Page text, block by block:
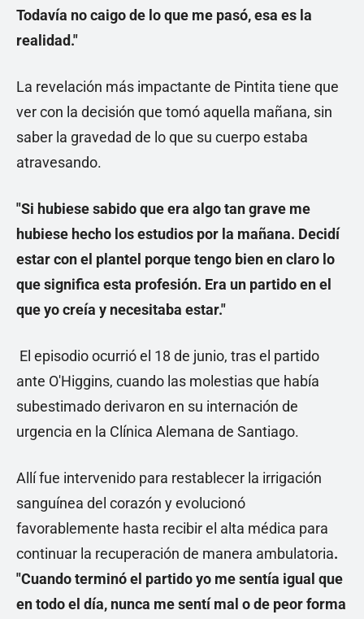
Todavía no caigo de lo que me pasó, esa es la
realidad."
La revelación más impactante de Pintita tiene que
ver con la decisión que tomó aquella mañana, sin
saber la gravedad de lo que su cuerpo estaba
atravesando.
"Si hubiese sabido que era algo tan grave me
hubiese hecho los estudios por la mañana. Decidí
estar con el plantel porque tengo bien en claro lo
que significa esta profesión. Era un partido en el
que yo creía y necesitaba estar."
El episodio ocurrió el 18 de junio, tras el partido
ante O'Higgins, cuando las molestias que había
subestimado derivaron en su internación de
urgencia en la Clínica Alemana de Santiago.
Allí fue intervenido para restablecer la irrigación
sanguínea del corazón y evolucionó
favorablemente hasta recibir el alta médica para
continuar la recuperación de manera ambulatoria.
"Cuando terminó el partido yo me sentía igual que
en todo el día, nunca me sentí mal o de peor forma